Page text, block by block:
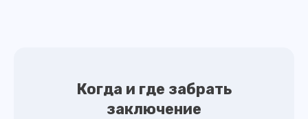
Когда и где забрать
заключение